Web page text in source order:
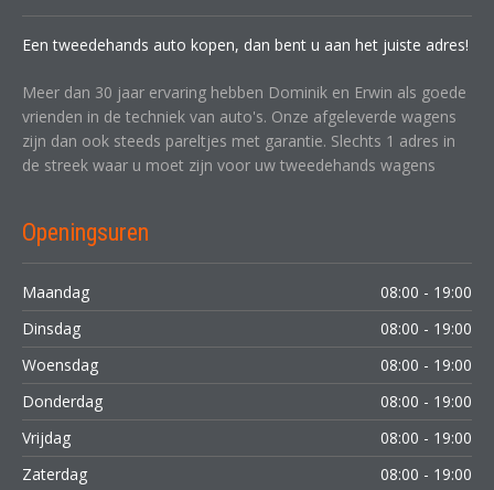
Een tweedehands auto kopen, dan bent u aan het juiste adres!
Meer dan 30 jaar ervaring hebben Dominik en Erwin als goede
vrienden in de techniek van auto's. Onze afgeleverde wagens
zijn dan ook steeds pareltjes met garantie. Slechts 1 adres in
de streek waar u moet zijn voor uw tweedehands wagens
Openingsuren
Maandag
08:00 - 19:00
Dinsdag
08:00 - 19:00
Woensdag
08:00 - 19:00
Donderdag
08:00 - 19:00
Vrijdag
08:00 - 19:00
Zaterdag
08:00 - 19:00